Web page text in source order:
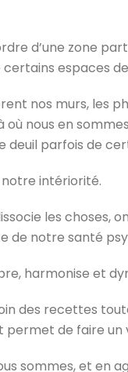
d’une zone
espaces
nos murs, les
nous en
deuil parfois de
notre intériorité.
les choses,
de notre santé
harmonise et
des recettes
permet de faire
sommes, et en